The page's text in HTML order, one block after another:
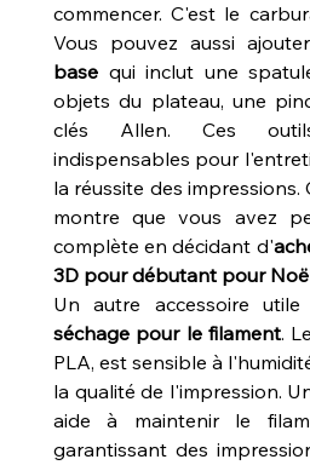
commencer. C'est le
Vous pouvez aussi
base qui inclut une
objets du plateau, une
clés Allen. Ces
indispensables pour
la réussite des impressions.
montre que vous avez
complète en décidant d'
3D pour débutant pour
Un autre accessoire
séchage pour le filament.
PLA, est sensible à
la qualité de l'impression.
aide à maintenir le
garantissant des